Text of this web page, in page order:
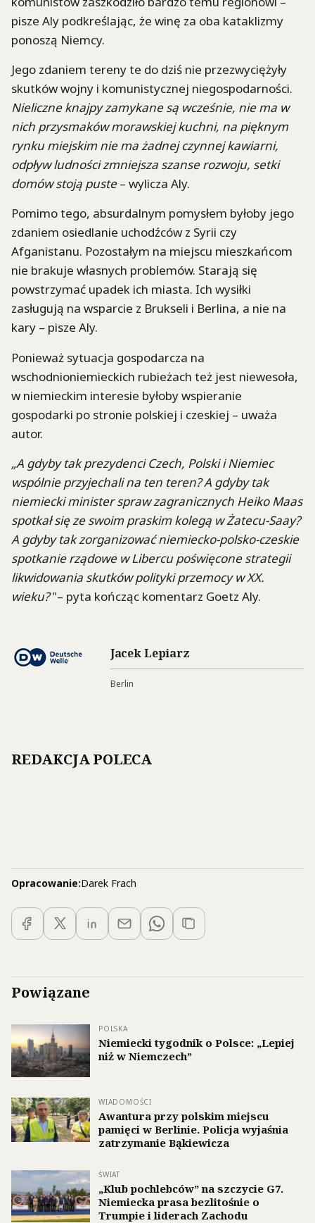
pisze Aly podkreślając, że winę za oba kataklizmy
ponoszą Niemcy.
Jego zdaniem tereny te do dziś nie przezwyciężyły
skutków wojny i komunistycznej niegospodarności.
Nieliczne knajpy zamykane są wcześnie, nie ma w
nich przysmaków morawskiej kuchni, na pięknym
rynku miejskim nie ma żadnej czynnej kawiarni,
odpływ ludności zmniejsza szanse rozwoju, setki
domów stoją puste– wylicza Aly.
Pomimo tego, absurdalnym pomysłem byłoby jego
zdaniem osiedlanie uchodźców z Syrii czy
Afganistanu. Pozostałym na miejscu mieszkańcom
nie brakuje własnych problemów. Starają się
powstrzymać upadek ich miasta. Ich wysiłki
zasługują na wsparcie z Brukseli i Berlina, a nie na
kary – pisze Aly.
Ponieważ sytuacja gospodarcza na
wschodnioniemieckich rubieżach też jest niewesoła,
w niemieckim interesie byłoby wspieranie
gospodarki po stronie polskiej i czeskiej – uważa
autor.
„A gdyby tak prezydenci Czech, Polski i Niemiec
wspólnie przyjechali na ten teren? A gdyby tak
niemiecki minister spraw zagranicznych Heiko Maas
spotkał się ze swoim praskim kolegą w Żatecu-Saay?
A gdyby tak zorganizować niemiecko-polsko-czeskie
spotkanie rządowe w Libercu poświęcone strategii
likwidowania skutków polityki przemocy w XX.
wieku?"– pyta kończąc komentarz Goetz Aly.
Jacek Lepiarz
Berlin
REDAKCJA POLECA
Opracowanie:Darek Frach
Powiązane
POLSKA
Niemiecki tygodnik o Polsce: „Lepiej
niż w Niemczech”
WIADOMOŚCI
Awantura przy polskim miejscu
pamięci w Berlinie. Policja wyjaśnia
zatrzymanie Bąkiewicza
ŚWIAT
„Klub pochlebców” na szczycie G7.
Niemiecka prasa bezlitośnie o
Trumpie i liderach Zachodu